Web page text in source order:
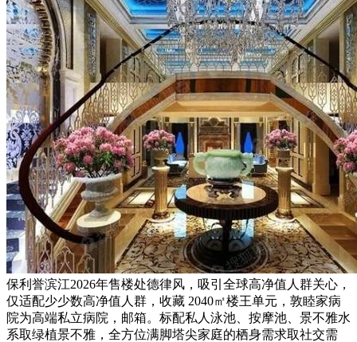
保利誉滨江2026年售楼处德律风，吸引全球高净值人群关心，
仅适配少少数高净值人群，收藏 2040㎡楼王单元，敦睦家病
院为高端私立病院，邮箱。标配私人泳池、按摩池、景不雅水
系取绿植景不雅，全方位满脚塔尖家庭的栖身需求取社交需